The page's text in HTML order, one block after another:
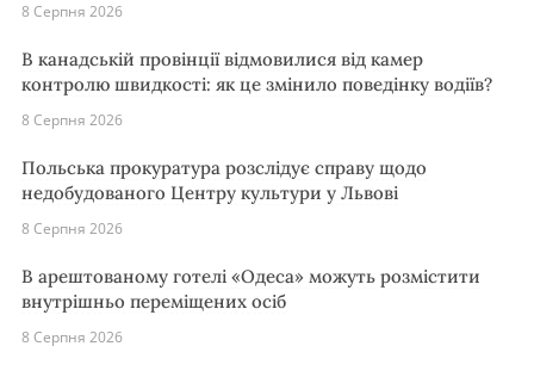
8 Серпня 2026
В канадській провінції відмовилися від камер
контролю швидкості: як це змінило поведінку водіїв?
8 Серпня 2026
Польська прокуратура розслідує справу щодо
недобудованого Центру культури у Львові
8 Серпня 2026
В арештованому готелі «Одеса» можуть розмістити
внутрішньо переміщених осіб
8 Серпня 2026